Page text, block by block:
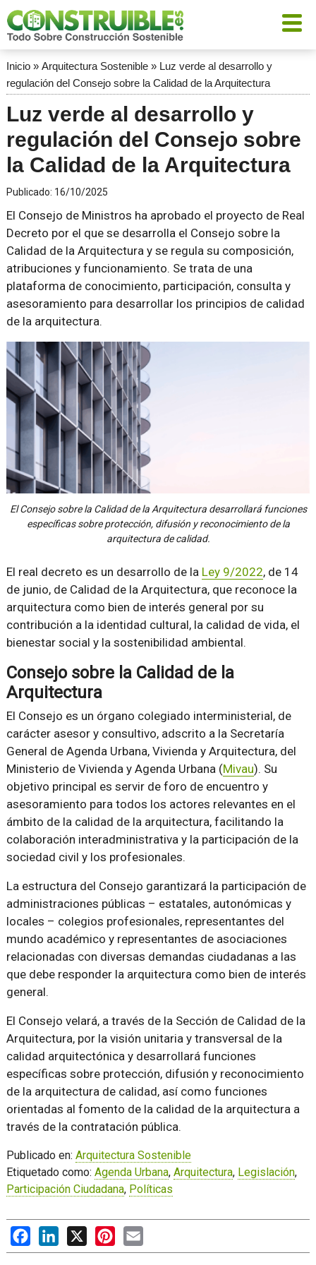
Inicio» Arquitectura Sostenible» Luz verde al desarrollo y
regulación del Consejo sobre la Calidad de la Arquitectura
Luz verde al desarrollo y
regulación del Consejo sobre
la Calidad de la Arquitectura
Publicado: 16/10/2025
El Consejo de Ministros ha aprobado el proyecto de Real
Decreto por el que se desarrolla el Consejo sobre la
Calidad de la Arquitectura y se regula su composición,
atribuciones y funcionamiento. Se trata de una
plataforma de conocimiento, participación, consulta y
asesoramiento para desarrollar los principios de calidad
de la arquitectura.
El Consejo sobre la Calidad de la Arquitectura desarrollará funciones
específicas sobre protección, difusión y reconocimiento de la
arquitectura de calidad.
El real decreto es un desarrollo de la Ley 9/2022, de 14
de junio, de Calidad de la Arquitectura, que reconoce la
arquitectura como bien de interés general por su
contribución a la identidad cultural, la calidad de vida, el
bienestar social y la sostenibilidad ambiental.
Consejo sobre la Calidad de la
Arquitectura
El Consejo es un órgano colegiado interministerial, de
carácter asesor y consultivo, adscrito a la Secretaría
General de Agenda Urbana, Vivienda y Arquitectura, del
Ministerio de Vivienda y Agenda Urbana (Mivau). Su
objetivo principal es servir de foro de encuentro y
asesoramiento para todos los actores relevantes en el
ámbito de la calidad de la arquitectura, facilitando la
colaboración interadministrativa y la participación de la
sociedad civil y los profesionales.
La estructura del Consejo garantizará la participación de
administraciones públicas – estatales, autonómicas y
locales – colegios profesionales, representantes del
mundo académico y representantes de asociaciones
relacionadas con diversas demandas ciudadanas a las
que debe responder la arquitectura como bien de interés
general.
El Consejo velará, a través de la Sección de Calidad de la
Arquitectura, por la visión unitaria y transversal de la
calidad arquitectónica y desarrollará funciones
específicas sobre protección, difusión y reconocimiento
de la arquitectura de calidad, así como funciones
orientadas al fomento de la calidad de la arquitectura a
través de la contratación pública.
Publicado en: Arquitectura Sostenible
Etiquetado como: Agenda Urbana, Arquitectura, Legislación,
Participación Ciudadana, Políticas
FacebookLinkedIn
X PinterestEmail